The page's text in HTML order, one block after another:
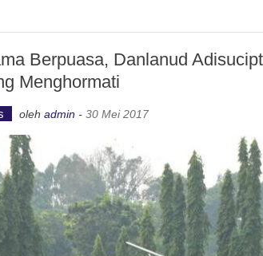
Berpuasa, Danlanud
Menghormati
oleh admin - 30 Mei 2017